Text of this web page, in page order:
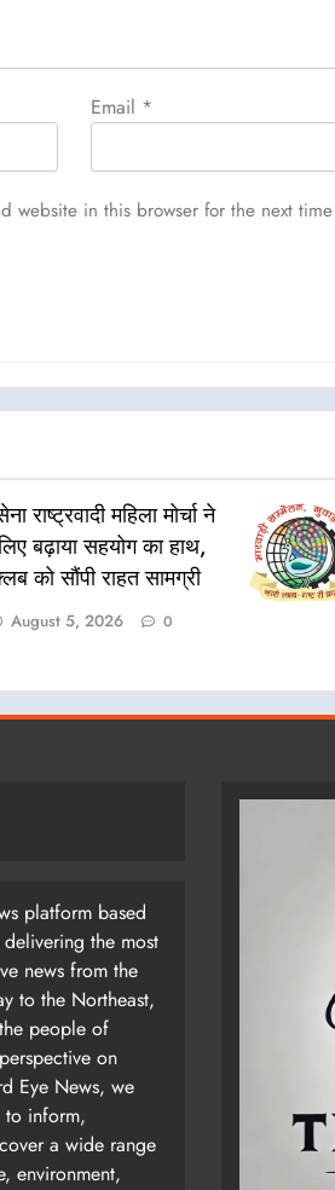
Email *
website in this browser for the next
राष्ट्रवादी महिला मोर्चा ने
बढ़ाया सहयोग का हाथ,
को सौंपी राहत सामग्री
August 5, 2026 0
platform based
the most
news from the
to the Northeast,
people of
on
Eye News, we
to inform,
a wide range
environment,